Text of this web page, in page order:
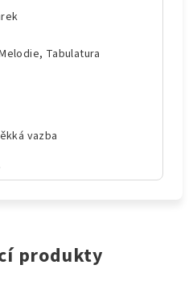
Tabulatura
vazba
produkty